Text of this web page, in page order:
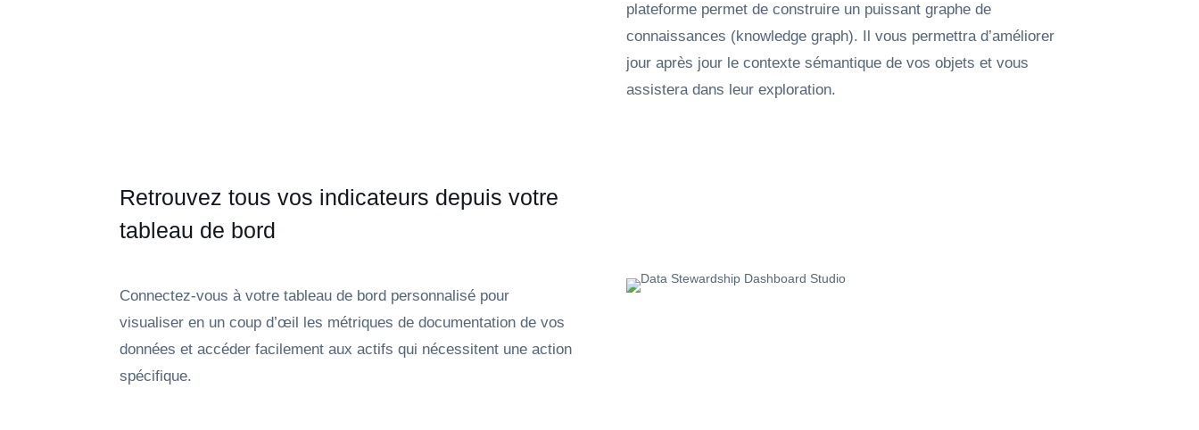
plateforme permet de construire un puissant graphe de
connaissances (knowledge graph). Il vous permettra d’améliorer
jour après jour le contexte sémantique de vos objets et vous
assistera dans leur exploration.
Retrouvez tous vos indicateurs depuis votre
tableau de bord
Connectez-vous à votre tableau de bord personnalisé pour
visualiser en un coup d’œil les métriques de documentation de vos
données et accéder facilement aux actifs qui nécessitent une action
spécifique.